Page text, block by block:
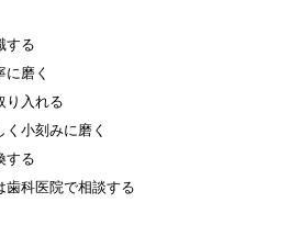
する
磨く
り入れる
小刻みに磨く
する
歯科医院で相談する